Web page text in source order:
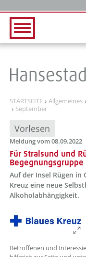
STARTSEITE Allgemeines
September
Vorlesen
Meldung vom 08.09.2022
Für Stralsund und
Begegnungsgruppe
Auf der Insel Rügen in
Kreuz eine neue
Alkoholabhängigkeit.
Betroffenen und